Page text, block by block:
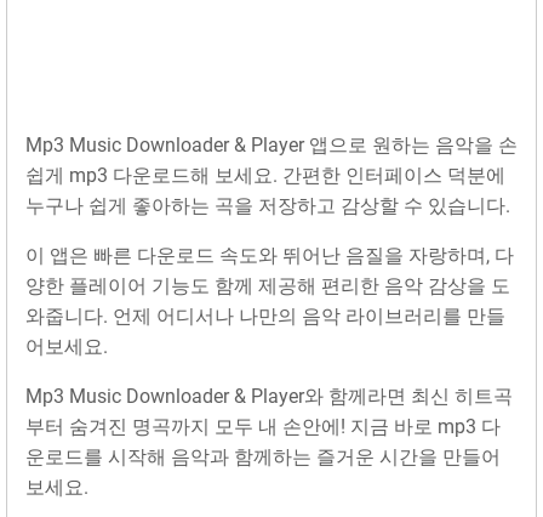
Mp3 Music Downloader & Player 앱으로 원하는 음악을 손
쉽게 mp3 다운로드해 보세요. 간편한 인터페이스 덕분에
누구나 쉽게 좋아하는 곡을 저장하고 감상할 수 있습니다.
이 앱은 빠른 다운로드 속도와 뛰어난 음질을 자랑하며, 다
양한 플레이어 기능도 함께 제공해 편리한 음악 감상을 도
와줍니다. 언제 어디서나 나만의 음악 라이브러리를 만들
어보세요.
Mp3 Music Downloader & Player와 함께라면 최신 히트곡
부터 숨겨진 명곡까지 모두 내 손안에! 지금 바로 mp3 다
운로드를 시작해 음악과 함께하는 즐거운 시간을 만들어
보세요.